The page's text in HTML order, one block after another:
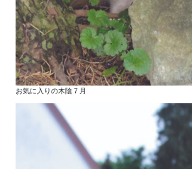
お気に入りの木陰７月